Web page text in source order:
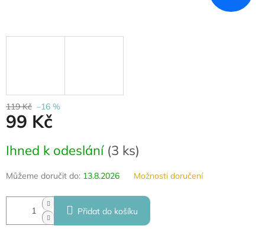
119 Kč –16 %
99 Kč
cena:
Ihned k odeslání (3 ks)
Můžeme doručit do: 13.8.2026 Možnosti doručení
Přidat do košíku